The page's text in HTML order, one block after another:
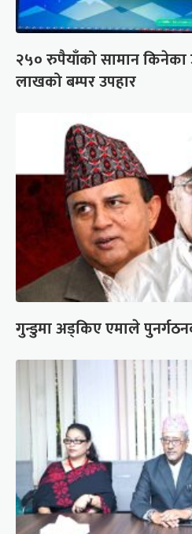
२५० रुपैयाँको सामान किनेका
लाखको बम्पर उपहार
गुन्डुमा अड्किए एमाले